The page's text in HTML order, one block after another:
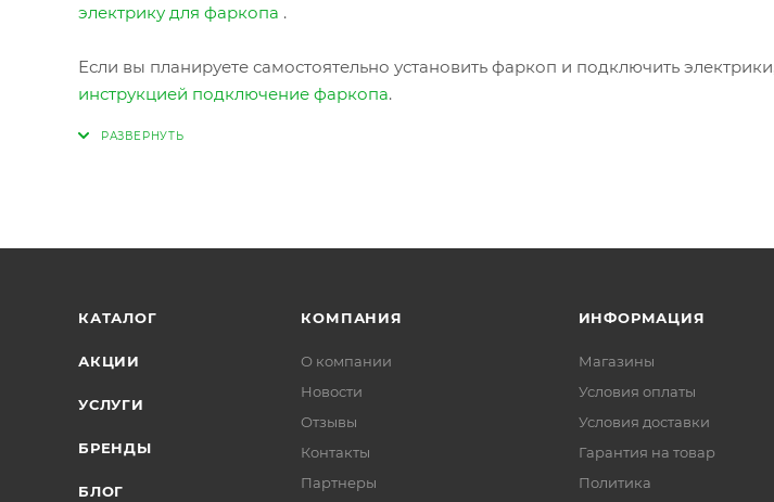
электрику для фаркопа .
Если вы планируете самостоятельно установить фаркоп и подключить
инструкцией подключение фаркопа.
КАТАЛОГ
АКЦИИ
УСЛУГИ
БРЕНДЫ
БЛОГ
КОМПАНИЯ
О компании
Новости
Отзывы
Контакты
Партнеры
ИНФОРМАЦИЯ
Магазины
Условия оплаты
Условия доставки
Гарантия на товар
Политика